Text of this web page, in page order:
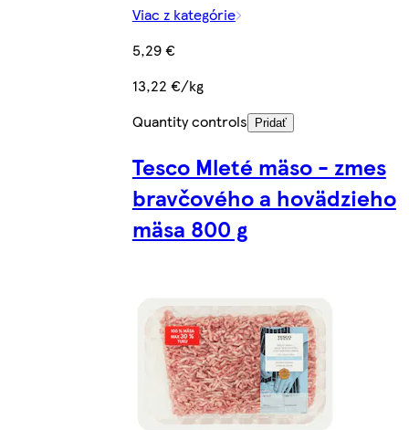
Viac z kategórie
5,29 €
13,22 €/kg
Quantity controls
Pridať
Tesco Mleté mäso - zmes
bravčového a hovädzieho
mäsa 800 g